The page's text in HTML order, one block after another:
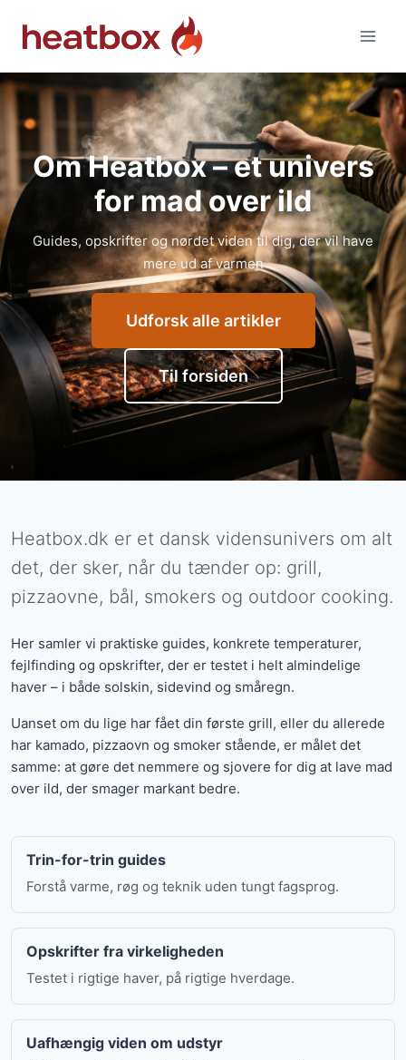
indhold
Om Heatbox – et univers
for mad over ild
Guides, opskrifter og nørdet viden til dig, der vil have
mere ud af varmen
Udforsk alle artikler
Til forsiden
Heatbox.dk er et dansk vidensunivers om alt
det, der sker, når du tænder op: grill,
pizzaovne, bål, smokers og outdoor cooking.
Her samler vi praktiske guides, konkrete temperaturer,
fejlfinding og opskrifter, der er testet i helt almindelige
haver – i både solskin, sidevind og småregn.
Uanset om du lige har fået din første grill, eller du allerede
har kamado, pizzaovn og smoker stående, er målet det
samme: at gøre det nemmere og sjovere for dig at lave mad
over ild, der smager markant bedre.
Trin-for-trin guides
Forstå varme, røg og teknik uden tungt fagsprog.
Opskrifter fra virkeligheden
Testet i rigtige haver, på rigtige hverdage.
Uafhængig viden om udstyr